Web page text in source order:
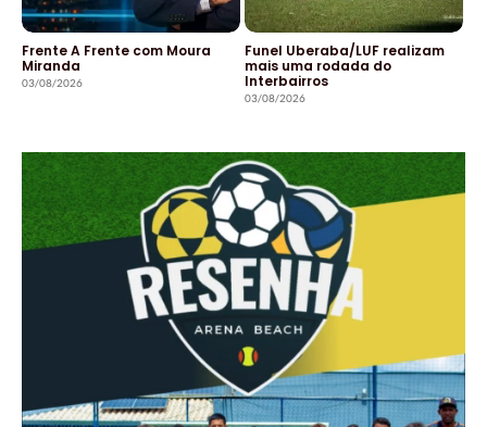
Frente A Frente com Moura
Miranda
03/08/2026
Funel Uberaba/LUF realizam
mais uma rodada do
Interbairros
03/08/2026